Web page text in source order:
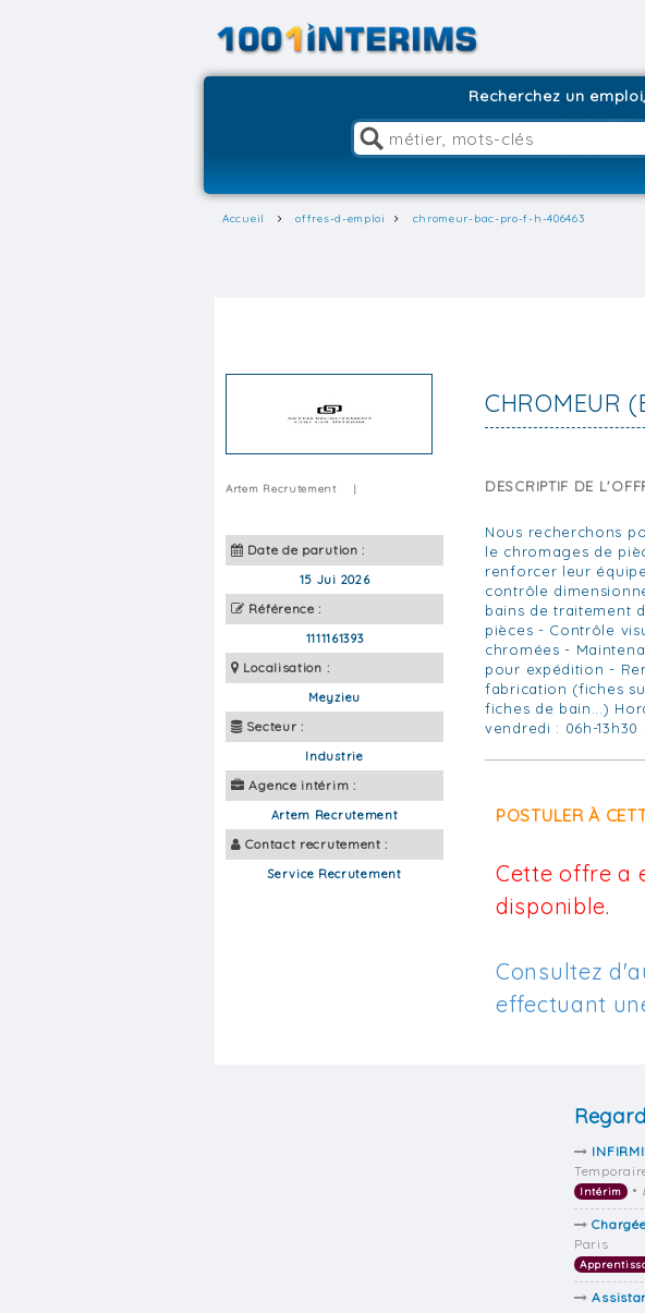
Recherchez un
Accueil offres-d-emploi chromeur-bac-pro-f-h-406463
CHROMEUR
Artem Recrutement |
Date de parution :
15 Jui 2026
Référence :
1111161393
Localisation :
Meyzieu
Secteur :
Industrie
Agence intérim :
Artem Recrutement
Contact recrutement :
Service Recrutement
DESCRIPTIF DE
Nous recherchons
le chromages de
renforcer leur
contrôle
bains de traitement
pièces - Contrôle
chromées -
pour expédition -
fabrication (fiches
fiches de bain...)
vendredi : 06h-13h30
POSTULER À
Cette offre a
disponible.
Consultez
effectuant
Intérim •
Paris